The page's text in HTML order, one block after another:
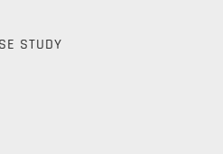
STUDY